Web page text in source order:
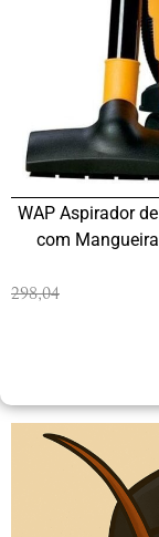
WAP Aspirador
com
298,04